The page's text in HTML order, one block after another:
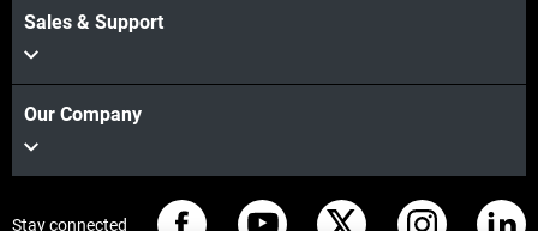
Sales & Support
Our Company
Stay connected